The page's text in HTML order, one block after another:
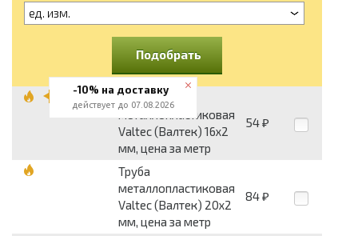
ед. изм.
Подобрать
Труба
металлопластиковая
Valtec (Валтек) 16x2
мм, цена за метр
54 ₽
Труба
металлопластиковая
Valtec (Валтек) 20x2
мм, цена за метр
84 ₽
-10% на доставку
действует до 07.08.2026